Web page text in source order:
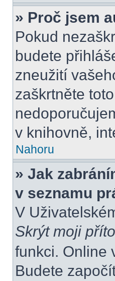
» Proč jsem
Pokud
budete
zneužití
zaškrtněte
v knihovně,
Nahoru
» Jak
v seznamu
V
Skrýt moji
funkci. Online
Budete